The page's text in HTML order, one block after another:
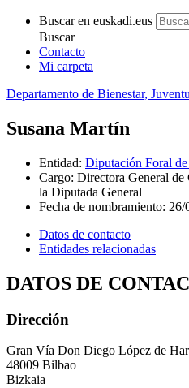
Buscar en euskadi.eus
Buscar
Contacto
Mi carpeta
Departamento de Bienestar,
Susana Martín
Entidad: Diputación Foral
Cargo: Directora General de
la Diputada General
Fecha de nombramiento: 26/
Datos de contacto
Entidades relacionadas
DATOS DE
Dirección
Gran Vía Don Diego López de
48009 Bilbao
Bizkaia